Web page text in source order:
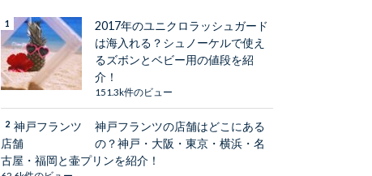
2017年のユニクロラッシュガード
は海入れる？シュノーケルで使え
るズボンとベビー用の値段を紹
介！
151.3k件のビュー
神戸フランツの店舗はどこにある
の？神戸・大阪・東京・横浜・名
古屋・福岡と壷プリンを紹介！